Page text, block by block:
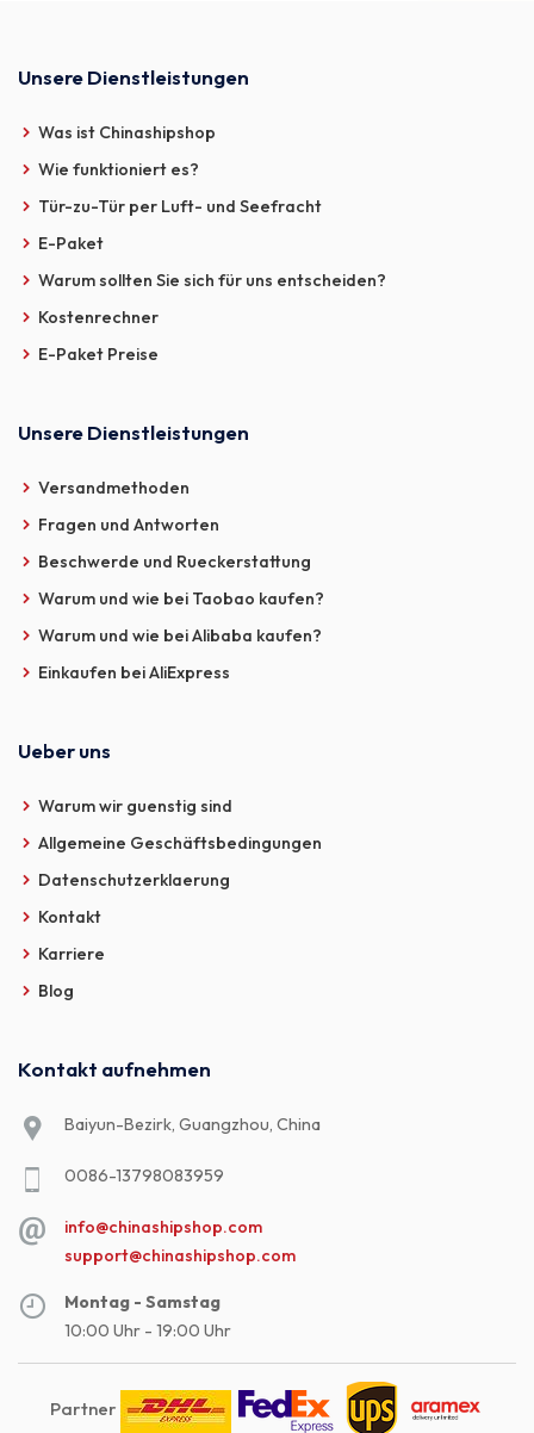
Unsere Dienstleistungen
Was ist Chinashipshop
Wie funktioniert es?
Tür-zu-Tür per Luft- und Seefracht
E-Paket
Warum sollten Sie sich für uns entscheiden?
Kostenrechner
E-Paket Preise
Unsere Dienstleistungen
Versandmethoden
Fragen und Antworten
Beschwerde und Rueckerstattung
Warum und wie bei Taobao kaufen?
Warum und wie bei Alibaba kaufen?
Einkaufen bei AliExpress
Ueber uns
Warum wir guenstig sind
Allgemeine Geschäftsbedingungen
Datenschutzerklaerung
Kontakt
Karriere
Blog
Kontakt aufnehmen
Baiyun-Bezirk, Guangzhou, China
0086-13798083959
info@chinashipshop.com
support@chinashipshop.com
Montag - Samstag
10:00 Uhr - 19:00 Uhr
Partner